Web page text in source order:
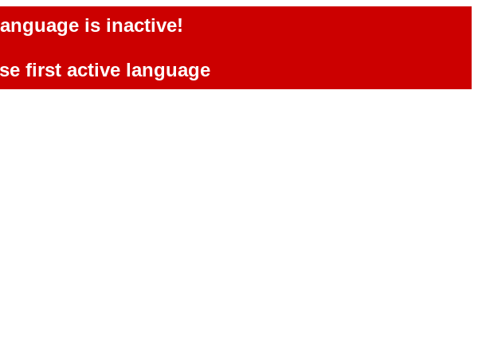
is inactive!
first active language